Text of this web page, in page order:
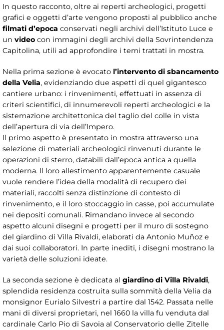
In questo racconto, oltre ai reperti archeologici, progetti
grafici e oggetti d’arte vengono proposti al pubblico anche
filmati d’epoca conservati negli archivi dell’Istituto Luce e
un video con immagini degli archivi della Sovrintendenza
Capitolina, utili ad approfondire i temi trattati in mostra.
Nella prima sezione è evocato l’intervento di sbancamento
della Velia, evidenziando due aspetti di quel gigantesco
cantiere urbano: i rinvenimenti, effettuati in assenza di
criteri scientifici, di innumerevoli reperti archeologici e la
sistemazione architettonica del taglio del colle in vista
dell’apertura di via dell’Impero.
Il primo aspetto è presentato in mostra attraverso una
selezione di materiali archeologici rinvenuti durante le
operazioni di sterro, databili dall’epoca antica a quella
moderna. Il loro allestimento apparentemente casuale
vuole rendere l’idea della modalità di recupero dei
materiali, raccolti senza distinzione di contesto di
rinvenimento, e il loro stoccaggio in casse, poi accumulate
nei depositi comunali. Rimandano invece al secondo
aspetto alcuni disegni e progetti per il muro di sostegno
del giardino di Villa Rivaldi, elaborati da Antonio Muñoz e
dai suoi collaboratori. In parte inediti, i disegni mostrano la
varietà delle soluzioni ideate.
La seconda sezione è dedicata al giardino di Villa Rivaldi,
splendida residenza costruita sulla sommità della Velia da
monsignor Eurialo Silvestri a partire dal 1542. Passata nelle
mani di diversi proprietari, nel 1660 la villa fu venduta dal
cardinale Carlo Pio di Savoia al Conservatorio delle Zitelle